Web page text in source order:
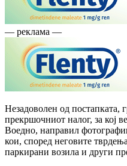
— реклама —
Незадоволен од постапката,
прекршочниот налог, за кој
Воедно, направил
кои, според неговите
паркирани возила и други